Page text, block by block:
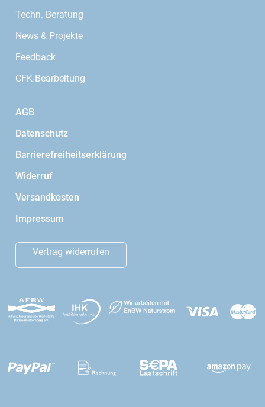
Techn. Beratung
News & Projekte
Feedback
CFK-Bearbeitung
AGB
Datenschutz
Barrierefreiheitserklärung
Widerruf
Versandkosten
Impressum
Vertrag widerrufen